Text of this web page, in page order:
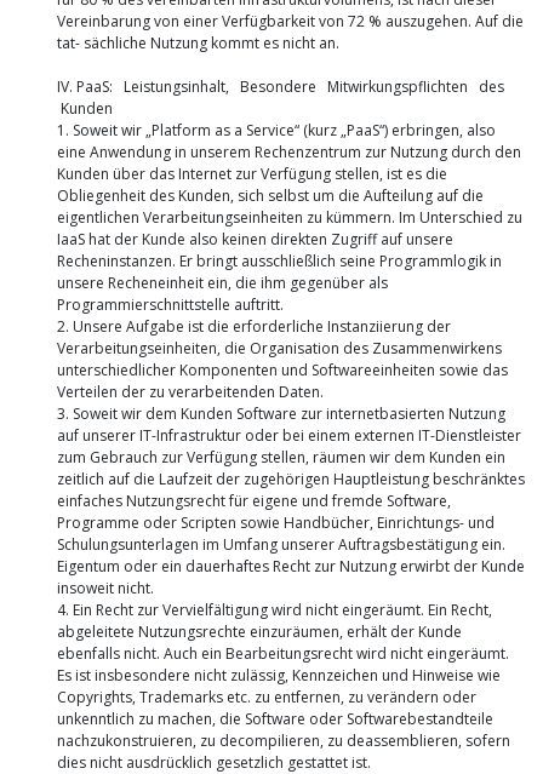
Vereinbarung von einer Verfügbarkeit von 72 % auszugehen. Auf die
tat- sächliche Nutzung kommt es nicht an.
IV. PaaS: Leistungsinhalt, Besondere Mitwirkungspflichten des
Kunden
1. Soweit wir „Platform as a Service“ (kurz „PaaS“) erbringen, also
eine Anwendung in unserem Rechenzentrum zur Nutzung durch den
Kunden über das Internet zur Verfügung stellen, ist es die
Obliegenheit des Kunden, sich selbst um die Aufteilung auf die
eigentlichen Verarbeitungseinheiten zu kümmern. Im Unterschied zu
IaaS hat der Kunde also keinen direkten Zugriff auf unsere
Recheninstanzen. Er bringt ausschließlich seine Programmlogik in
unsere Recheneinheit ein, die ihm gegenüber als
Programmierschnittstelle auftritt.
2. Unsere Aufgabe ist die erforderliche Instanziierung der
Verarbeitungseinheiten, die Organisation des Zusammenwirkens
unterschiedlicher Komponenten und Softwareeinheiten sowie das
Verteilen der zu verarbeitenden Daten.
3. Soweit wir dem Kunden Software zur internetbasierten Nutzung
auf unserer IT-Infrastruktur oder bei einem externen IT-Dienstleister
zum Gebrauch zur Verfügung stellen, räumen wir dem Kunden ein
zeitlich auf die Laufzeit der zugehörigen Hauptleistung beschränktes
einfaches Nutzungsrecht für eigene und fremde Software,
Programme oder Scripten sowie Handbücher, Einrichtungs- und
Schulungsunterlagen im Umfang unserer Auftragsbestätigung ein.
Eigentum oder ein dauerhaftes Recht zur Nutzung erwirbt der Kunde
insoweit nicht.
4. Ein Recht zur Vervielfältigung wird nicht eingeräumt. Ein Recht,
abgeleitete Nutzungsrechte einzuräumen, erhält der Kunde
ebenfalls nicht. Auch ein Bearbeitungsrecht wird nicht eingeräumt.
Es ist insbesondere nicht zulässig, Kennzeichen und Hinweise wie
Copyrights, Trademarks etc. zu entfernen, zu verändern oder
unkenntlich zu machen, die Software oder Softwarebestandteile
nachzukonstruieren, zu decompilieren, zu deassemblieren, sofern
dies nicht ausdrücklich gesetzlich gestattet ist.